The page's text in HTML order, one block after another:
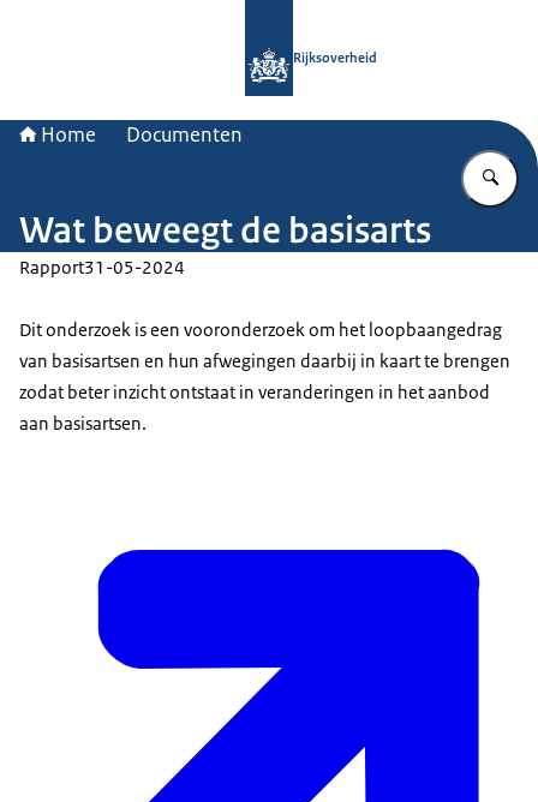
Rijksoverheid
Home Documenten
Wat beweegt de basisarts
Rapport31-05-2024
Dit onderzoek is een vooronderzoek om het loopbaangedrag
van basisartsen en hun afwegingen daarbij in kaart te brengen
zodat beter inzicht ontstaat in veranderingen in het aanbod
aan basisartsen.